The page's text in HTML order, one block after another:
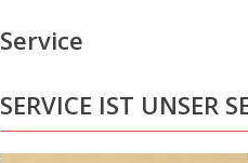
Service
SERVICE IST UNSER